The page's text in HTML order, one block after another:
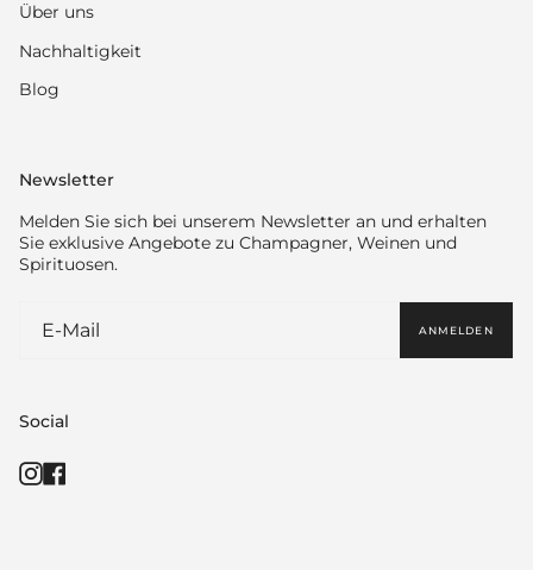
Über uns
Nachhaltigkeit
Blog
Newsletter
Melden Sie sich bei unserem Newsletter an und erhalten
Sie exklusive Angebote zu Champagner, Weinen und
Spirituosen.
ANMELDEN
Social
Instagram